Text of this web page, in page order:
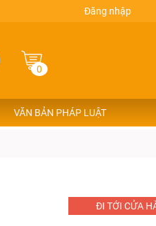
Đăng nhập
0
VĂN BẢN PHÁP LUẬT
ĐI TỚI CỬA